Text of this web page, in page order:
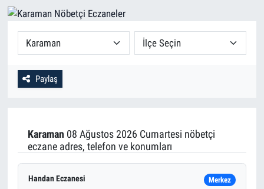
Paylaş
Karaman 08 Ağustos 2026 Cumartesi nöbetçi
eczane adres, telefon ve konumları
Handan Eczanesi Merkez